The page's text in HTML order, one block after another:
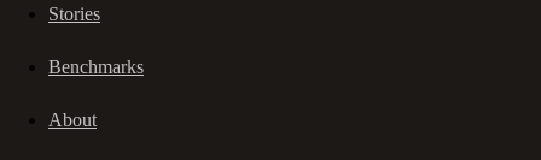
Stories
Benchmarks
About